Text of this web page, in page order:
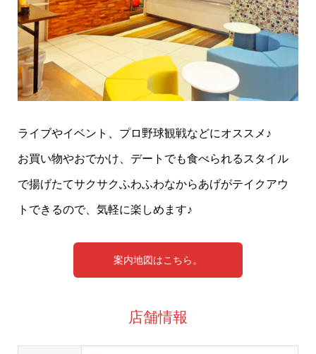
ライブやイベント、プロ野球観戦などにオススメ♪
お買い物やおでかけ、デートでも食べられるスタイル
で揚げたてサクサクふわふわなからあげがテイクアウ
トできるので、気軽に楽しめます♪
案内地図はこちら。
店舗情報